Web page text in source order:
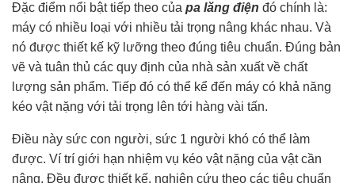
Đặc điểm nổi bật tiếp theo của pa lăng điện đó chính là:
máy có nhiều loại với nhiều tải trọng nâng khác nhau. Và
nó được thiết kế kỹ lưỡng theo đúng tiêu chuẩn. Đúng bản
vẽ và tuân thủ các quy định của nhà sản xuất về chất
lượng sản phẩm. Tiếp đó có thể kể đến máy có khả năng
kéo vật nặng với tải trọng lên tới hàng vài tấn.
Điều này sức con người, sức 1 người khó có thể làm
được. Ví trí giới hạn nhiệm vụ kéo vật nặng của vật cần
nâng. Đều được thiết kế, nghiên cứu theo các tiêu chuẩn